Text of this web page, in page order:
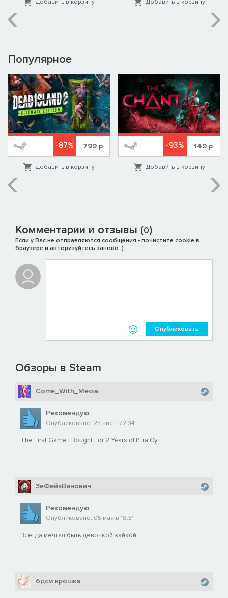
Добавить в корзину Добавить в корзину
Популярное
-87% 799 р
Добавить в корзину
-93% 149 р
Добавить в корзину
Комментарии и отзывы (0)
Если у Вас не отправляются сообщения - почистите cookie в
браузере и авторизуйтесь заново :)
Опубликовать
Обзоры в Steam
Come_With_Meow
Рекомендую
Опубликовано: 25 апр в 22:34
The First Game I Bought For 2 Years of Pi ra Cy
ЗеФейкВанович
Рекомендую
Опубликовано: 05 мая в 18:31
Всегда мечтал быть девочкой зайкой.
бдсм крошка